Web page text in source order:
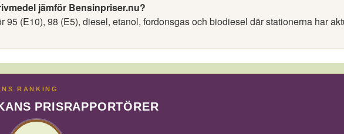
jämför Bensinpriser.nu?
95 (E10), 98 (E5), diesel, etanol, fordonsgas och biodiesel där stationerna har
RANKING
PRISRAPPORTÖRER